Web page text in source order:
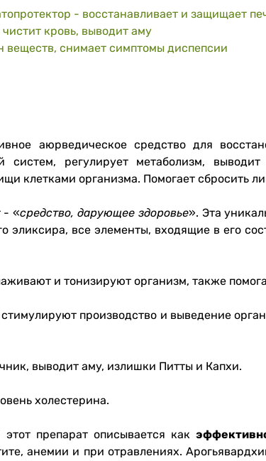
- восстанавливает и защищает
кровь, выводит аму
снимает симптомы диспепсии
аюрведическое средство для
систем, регулирует метаболизм,
клетками организма. Помогает сбросить
- «средство, дарующее здоровье». Эта
эликсира, все элементы, входящие в его
и тонизируют организм, также
производство и выведение
выводит аму, излишки Питты и Капхи.
холестерина.
препарат описывается как
анемии и при отравлениях.